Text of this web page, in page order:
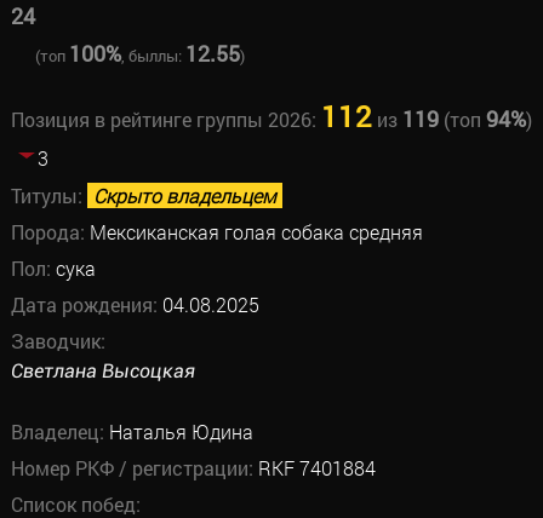
24
(топ 100%, быллы: 12.55)
Позиция в рейтинге группы 2026: 112из 119(топ 94%)
3
Титулы: Скрыто владельцем
Порода: Мексиканская голая собака средняя
Пол: сука
Дата рождения: 04.08.2025
Заводчик:
Светлана Высоцкая
Владелец: Наталья Юдина
Номер РКФ / регистрации: RKF 7401884
Список побед: